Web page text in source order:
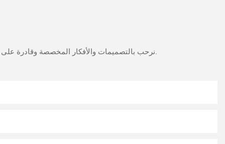
نرحب بالتصميمات والأفكار المخصصة وقادرة على تلبية المتطلبات المحددة. لمزيد من المعلومات، يرجى زيارة الموقع الإلكتروني أو الاتصال بنا مباشرة مع أسئلة أو استفسارات.